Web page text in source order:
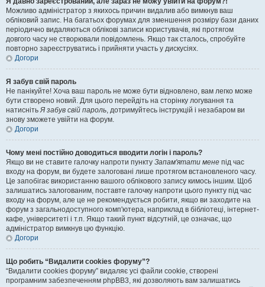
Можливо адміністратор з якихось причин видалив або вимкнув ваш
обліковий запис. На багатьох форумах для зменшення розміру бази даних
періодично видаляються облікові записи користувачів, які протягом
довгого часу не створювали повідомлень. Якщо так сталось, спробуйте
повторно зареєструватись і прийняти участь у дискусіях.
Догори
Я забув свій пароль
Не панікуйте! Хоча ваш пароль не може бути відновлено, вам легко може
бути створено новий. Для цього перейдіть на сторінку логування та
натиснітьЯ забув свій пароль, дотримуйтесь інструкцій і незабаром ви
знову зможете увійти на форум.
Догори
Чому мені постійно доводиться вводити логін і пароль?
Якщо ви не ставите галочку напроти пункту Запам'ятати мене під час
входу на форум, ви будете залоговані лише протягом встановленого часу.
Це запобігає використанню вашого облікового запису кимось іншим. Щоб
залишатись залогованим, поставте галочку напроти цього пункту під час
входу на форум, але це не рекомендується робити, якщо ви заходите на
форум з загальнодоступного комп'ютера, наприклад в бібліотеці, інтернет-
кафе, університеті і т.п. Якщо такий пункт відсутній, це означає, що
адміністратор вимкнув цю функцію.
Догори
Що робить “Видалити cookies форуму”?
“Видалити cookies форуму” видаляє усі файли cookie, створені
програмним забезпеченням phpBB3, які дозволяють вам залишатись